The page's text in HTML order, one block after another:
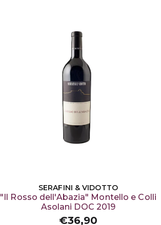
SERAFINI & VIDOTTO
"Il Rosso dell'Abazia" Montello e Colli
Asolani DOC 2019
€36,90